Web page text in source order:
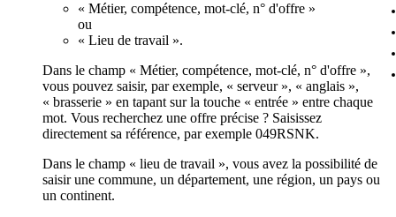
« Métier, compétence, mot-clé, n° d'offre »
ou
« Lieu de travail ».
Dans le champ « Métier, compétence, mot-clé, n° d'offre »,
vous pouvez saisir, par exemple, « serveur », « anglais »,
« brasserie » en tapant sur la touche « entrée » entre chaque
mot. Vous recherchez une offre précise ? Saisissez
directement sa référence, par exemple 049RSNK.
Dans le champ « lieu de travail », vous avez la possibilité de
saisir une commune, un département, une région, un pays ou
un continent.